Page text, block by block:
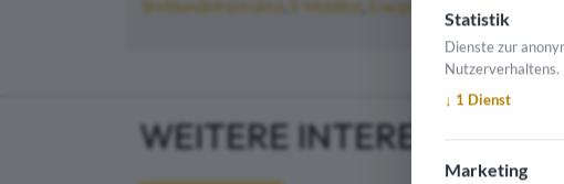
Breitbandinfrastruktur E-Mobilität Energiewirtschaft
WEITERE INTERESSANTE
Statistik
Dienste zur
Nutzerverhaltens.
↓ 1 Dienst
Marketing